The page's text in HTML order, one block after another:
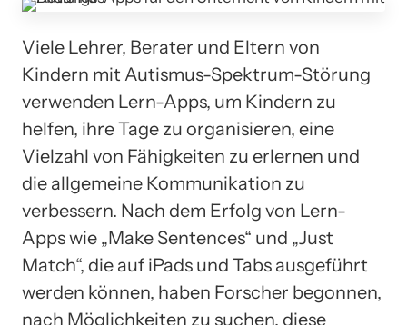
Viele Lehrer, Berater und Eltern von
Kindern mit Autismus-Spektrum-Störung
verwenden Lern-Apps, um Kindern zu
helfen, ihre Tage zu organisieren, eine
Vielzahl von Fähigkeiten zu erlernen und
die allgemeine Kommunikation zu
verbessern. Nach dem Erfolg von Lern-
Apps wie „Make Sentences“ und „Just
Match“, die auf iPads und Tabs ausgeführt
werden können, haben Forscher begonnen,
nach Möglichkeiten zu suchen, diese